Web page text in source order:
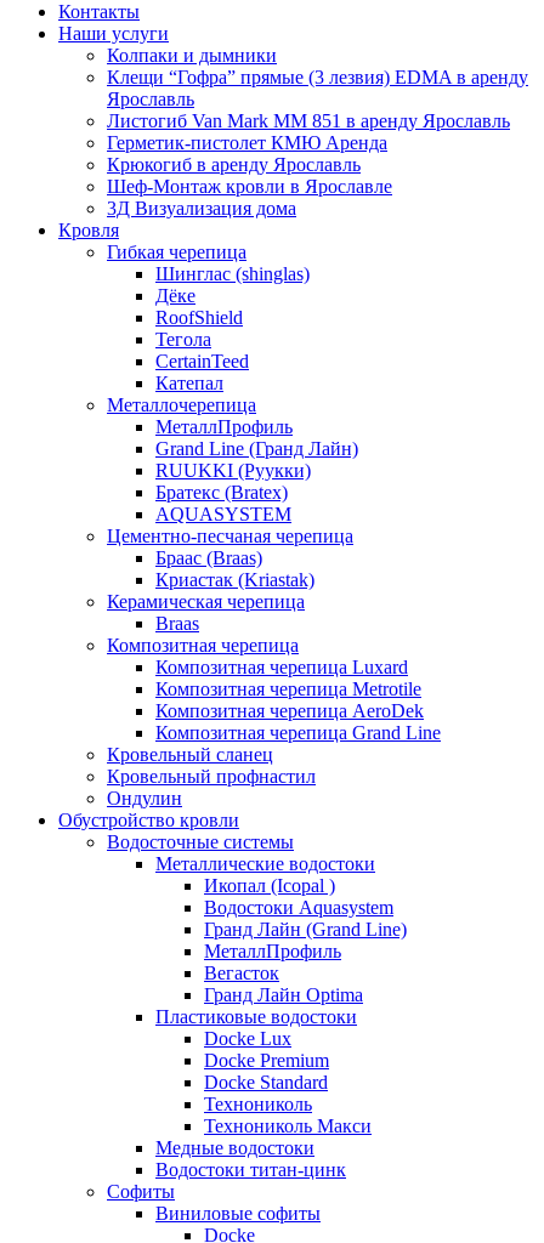
Контакты
Наши услуги
Колпаки и дымники
Клещи “Гофра” прямые (3 лезвия) EDMA в аренду
Ярославль
Листогиб Van Mark MM 851 в аренду Ярославль
Герметик-пистолет КМЮ Аренда
Крюкогиб в аренду Ярославль
Шеф-Монтаж кровли в Ярославле
3Д Визуализация дома
Кровля
Гибкая черепица
Шинглас (shinglas)
Дёке
RoofShield
Тегола
CertainTeed
Катепал
Металлочерепица
МеталлПрофиль
Grand Line (Гранд Лайн)
RUUKKI (Руукки)
Братекс (Bratex)
AQUASYSTEM
Цементно-песчаная черепица
Браас (Braas)
Криастак (Kriastak)
Керамическая черепица
Braas
Композитная черепица
Композитная черепица Luxard
Композитная черепица Metrotile
Композитная черепица AeroDek
Композитная черепица Grand Line
Кровельный сланец
Кровельный профнастил
Ондулин
Обустройство кровли
Водосточные системы
Металлические водостоки
Икопал (Icopal )
Водостоки Aquasystem
Гранд Лайн (Grand Line)
МеталлПрофиль
Вегасток
Гранд Лайн Optima
Пластиковые водостоки
Docke Lux
Docke Premium
Docke Standard
Технониколь
Технониколь Макси
Медные водостоки
Водостоки титан-цинк
Софиты
Виниловые софиты
Docke